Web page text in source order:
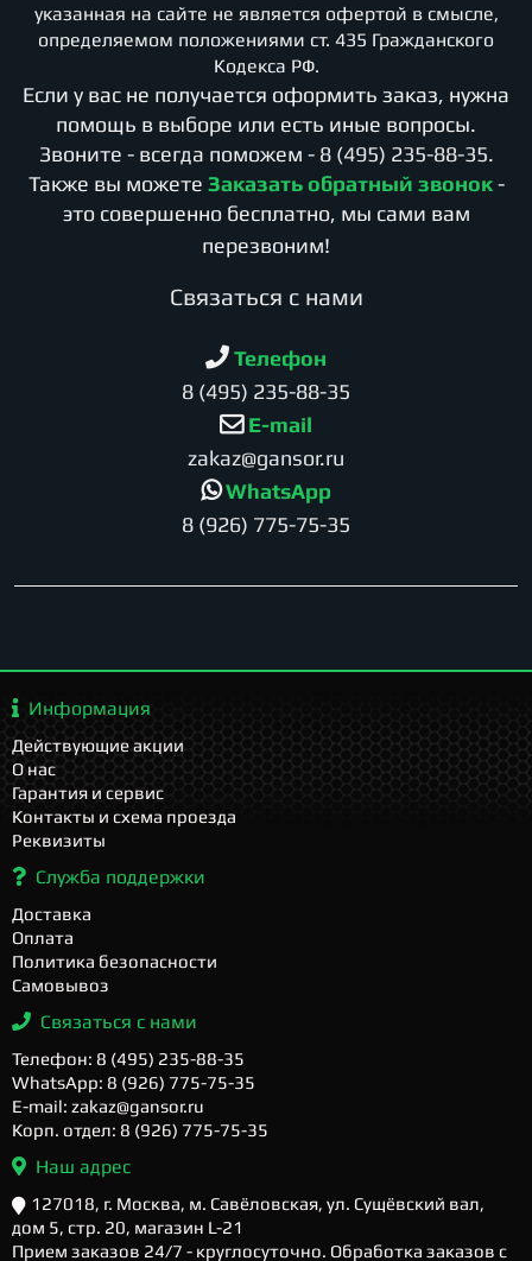
указанная на сайте не является офертой в смысле,
определяемом положениями ст. 435 Гражданского
Кодекса РФ.
Если у вас не получается оформить заказ, нужна
помощь в выборе или есть иные вопросы.
Звоните - всегда поможем - 8 (495) 235-88-35.
Также вы можете Заказать обратный звонок -
это совершенно бесплатно, мы сами вам
перезвоним!
Cвязаться с нами
Телефон
8 (495) 235-88-35
E-mail
zakaz@gansor.ru
WhatsApp
8 (926) 775-75-35
Информация
Действующие акции
О нас
Гарантия и сервис
Контакты и схема проезда
Реквизиты
Служба поддержки
Доставка
Оплата
Политика безопасности
Самовывоз
Связаться с нами
Телефон: 8 (495) 235-88-35
WhatsApp: 8 (926) 775-75-35
E-mail: zakaz@gansor.ru
Корп. отдел: 8 (926) 775-75-35
Наш адрес
127018, г. Москва, м. Савёловская, ул. Сущёвский вал,
дом 5, стр. 20, магазин L-21
Прием заказов 24/7 - круглосуточно. Обработка заказов с